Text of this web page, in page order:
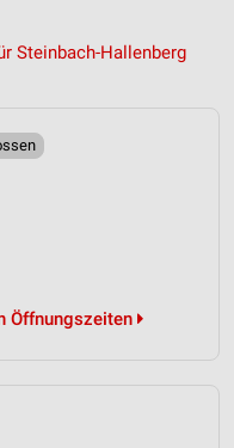
Steinbach-Hallenberg
Öffnungszeiten